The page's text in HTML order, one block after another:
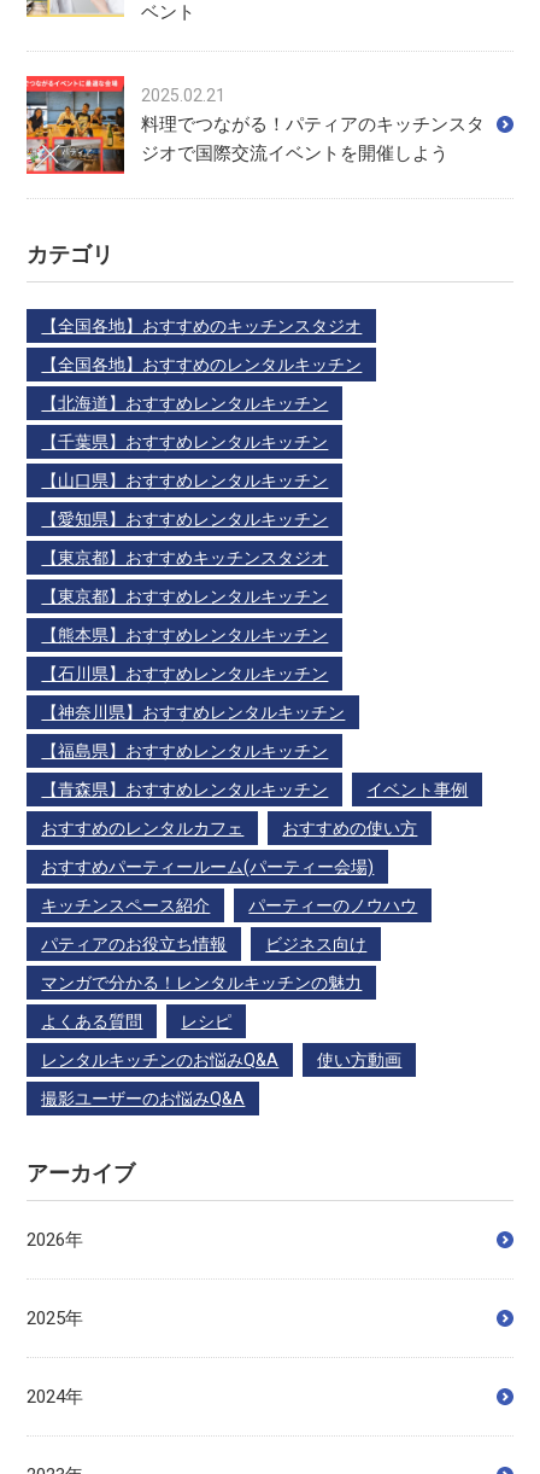
ベント
2025.02.21
料理でつながる！パティアのキッチンスタ
ジオで国際交流イベントを開催しよう
カテゴリ
【全国各地】おすすめのキッチンスタジオ
【全国各地】おすすめのレンタルキッチン
【北海道】おすすめレンタルキッチン
【千葉県】おすすめレンタルキッチン
【山口県】おすすめレンタルキッチン
【愛知県】おすすめレンタルキッチン
【東京都】おすすめキッチンスタジオ
【東京都】おすすめレンタルキッチン
【熊本県】おすすめレンタルキッチン
【石川県】おすすめレンタルキッチン
【神奈川県】おすすめレンタルキッチン
【福島県】おすすめレンタルキッチン
【青森県】おすすめレンタルキッチン
イベント事例
おすすめのレンタルカフェ
おすすめの使い方
おすすめパーティールーム(パーティー会場)
キッチンスペース紹介
パーティーのノウハウ
パティアのお役立ち情報
ビジネス向け
マンガで分かる！レンタルキッチンの魅力
よくある質問
レシピ
レンタルキッチンのお悩みQ&A
使い方動画
撮影ユーザーのお悩みQ&A
アーカイブ
2026年
2025年
2024年